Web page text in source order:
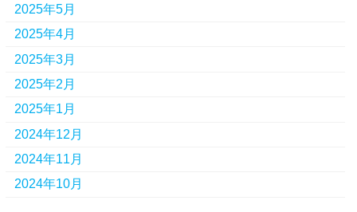
2025年5月
2025年4月
2025年3月
2025年2月
2025年1月
2024年12月
2024年11月
2024年10月